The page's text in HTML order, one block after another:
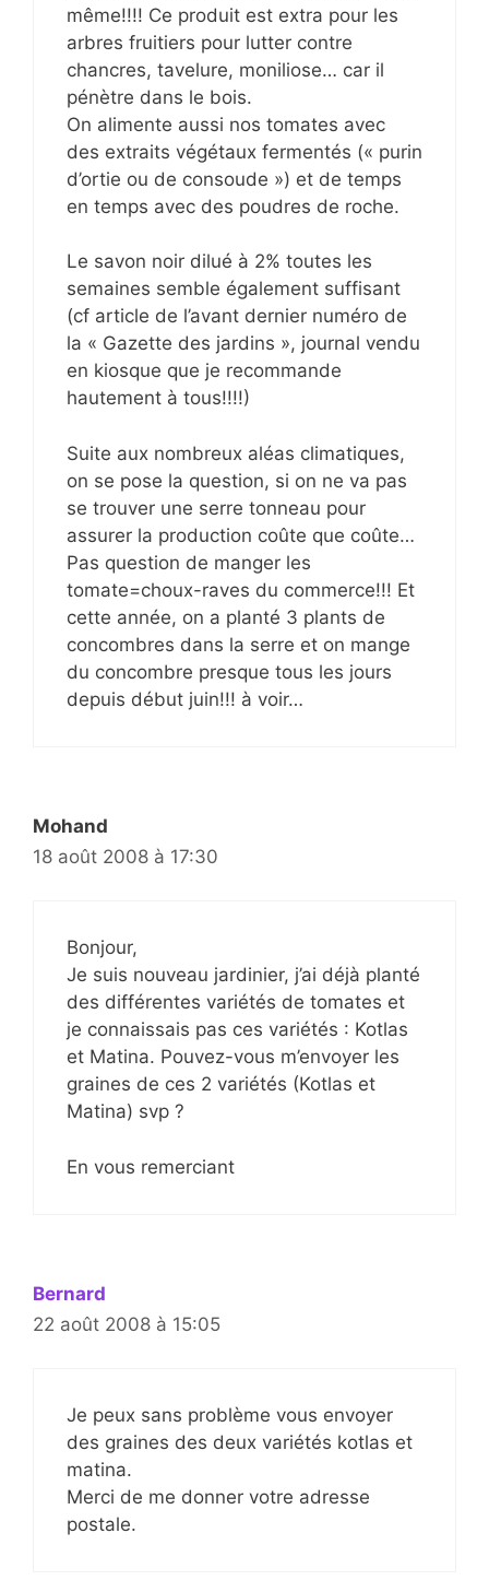
même!!!! Ce produit est extra pour les
arbres fruitiers pour lutter contre
chancres, tavelure, moniliose… car il
pénètre dans le bois.
On alimente aussi nos tomates avec
des extraits végétaux fermentés (« purin
d’ortie ou de consoude ») et de temps
en temps avec des poudres de roche.
Le savon noir dilué à 2% toutes les
semaines semble également suffisant
(cf article de l’avant dernier numéro de
la « Gazette des jardins », journal vendu
en kiosque que je recommande
hautement à tous!!!!)
Suite aux nombreux aléas climatiques,
on se pose la question, si on ne va pas
se trouver une serre tonneau pour
assurer la production coûte que coûte…
Pas question de manger les
tomate=choux-raves du commerce!!! Et
cette année, on a planté 3 plants de
concombres dans la serre et on mange
du concombre presque tous les jours
depuis début juin!!! à voir…
Mohand
18 août 2008 à 17:30
Bonjour,
Je suis nouveau jardinier, j’ai déjà planté
des différentes variétés de tomates et
je connaissais pas ces variétés : Kotlas
et Matina. Pouvez-vous m’envoyer les
graines de ces 2 variétés (Kotlas et
Matina) svp ?
En vous remerciant
Bernard
22 août 2008 à 15:05
Je peux sans problème vous envoyer
des graines des deux variétés kotlas et
matina.
Merci de me donner votre adresse
postale.